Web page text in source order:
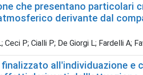
che presentano
derivante dal
Ceci P; Cialli P; De Giorgi L; Fardelli
all'individuazione